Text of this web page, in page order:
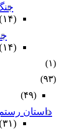
(۱۴)
(۱۴)
(۱)
(۹۳)
(۴۹)
داستان
(۳۱)